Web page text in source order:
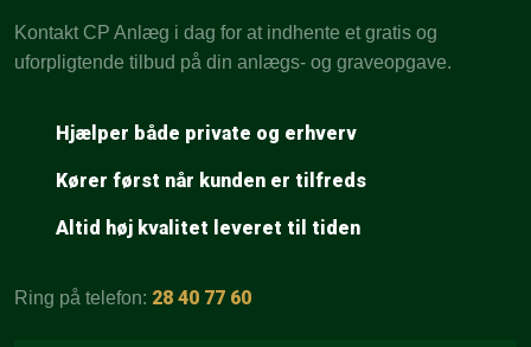
Kontakt CP Anlæg i dag for at indhente et gratis og
uforpligtende tilbud på din anlægs- og graveopgave.
Hjælper både private og erhverv
Kører først når kunden er tilfreds
Altid høj kvalitet leveret til tiden
Ring på telefon: ​ 28 40 77 60